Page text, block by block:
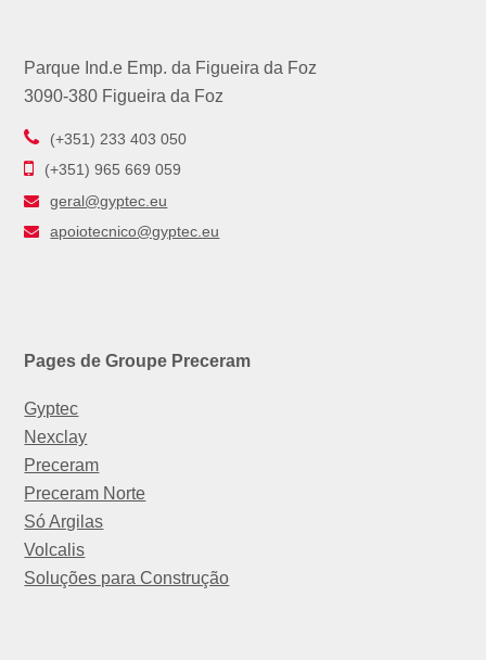
Parque Ind.e Emp. da Figueira da Foz
3090-380 Figueira da Foz
(+351) 233 403 050
(+351) 965 669 059
geral@gyptec.eu
apoiotecnico@gyptec.eu
Pages de Groupe Preceram
Gyptec
Nexclay
Preceram
Preceram Norte
Só Argilas
Volcalis
Soluções para Construção